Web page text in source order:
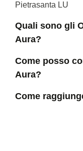
Pietrasanta LU
Quali sono gli
Aura?
Come posso
Aura?
Come